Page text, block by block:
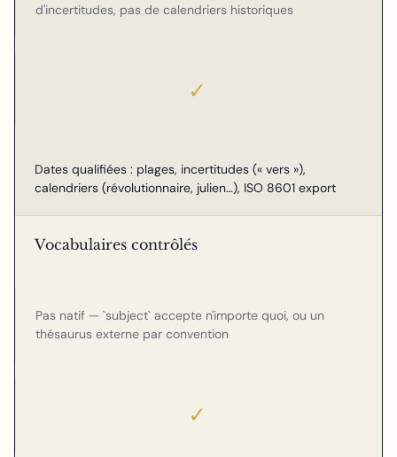
d'incertitudes, pas de calendriers historiques
✓
Dates qualifiées : plages, incertitudes (« vers »),
calendriers (révolutionnaire, julien…), ISO 8601 export
Vocabulaires contrôlés
Pas natif — `subject` accepte n'importe quoi, ou un
thésaurus externe par convention
✓